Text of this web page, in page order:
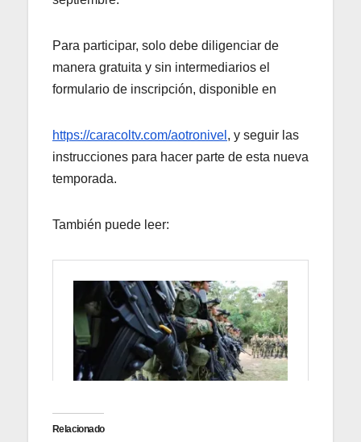
Para participar, solo debe diligenciar de
manera gratuita y sin intermediarios el
formulario de inscripción, disponible en
https://caracoltv.com/aotronivel , y seguir las
instrucciones para hacer parte de esta nueva
temporada.
También puede leer:
Relacionado